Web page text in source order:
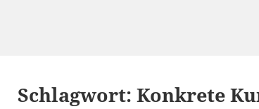
Schlagwort:Konkrete